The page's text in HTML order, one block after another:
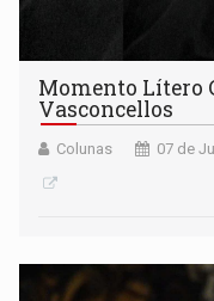
Momento Lítero
Vasconcellos
Colunas 07 de